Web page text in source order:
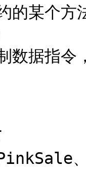
的某个
数据指令